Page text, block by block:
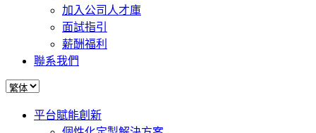
加入公司人才庫
面試指引
薪酬福利
聯系我們
平台賦能創新